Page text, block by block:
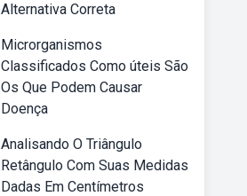
Alternativa Correta
Microrganismos
Classificados Como úteis São
Os Que Podem Causar
Doença
Analisando O Triângulo
Retângulo Com Suas Medidas
Dadas Em Centímetros